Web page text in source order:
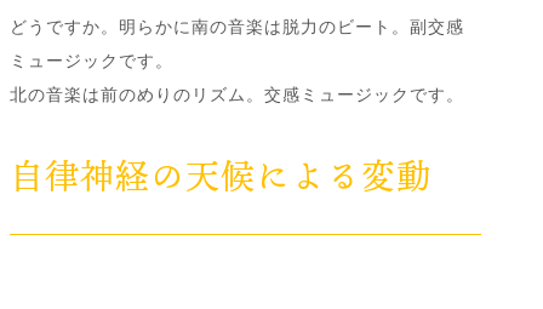
どうですか。明らかに南の音楽は脱力のビート。副交感
ミュージックです。
北の音楽は前のめりのリズム。交感ミュージックです。
自律神経の天候による変動